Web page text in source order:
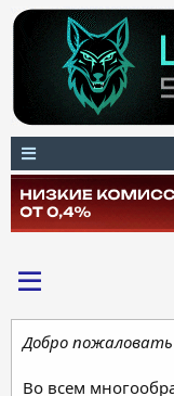
Добро
Во всем